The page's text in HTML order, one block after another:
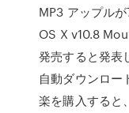
MP3 アップル
OS X v10.8
発売すると発表
自動ダウンロー
楽を購入すると